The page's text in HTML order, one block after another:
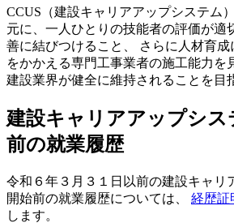
CCUS（建設キャリアアップシステム
元に、一人ひとりの技能者の評価が適
善に結びつけること、 さらに人材育
をかかえる専門工事業者の施工能力を
建設業界が健全に維持されることを目
建設キャリアアップシス
前の就業履歴
令和６年３月３１日以前の建設キャリ
開始前の就業履歴については、 経歴証
します。